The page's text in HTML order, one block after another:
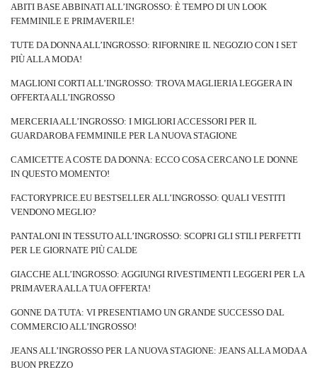
ABITI BASE ABBINATI ALL’INGROSSO: È TEMPO DI UN LOOK
FEMMINILE E PRIMAVERILE!
TUTE DA DONNA ALL’INGROSSO: RIFORNIRE IL NEGOZIO CON I SET
PIÙ ALLA MODA!
MAGLIONI CORTI ALL’INGROSSO: TROVA MAGLIERIA LEGGERA IN
OFFERTA ALL’INGROSSO
MERCERIA ALL’INGROSSO: I MIGLIORI ACCESSORI PER IL
GUARDAROBA FEMMINILE PER LA NUOVA STAGIONE
CAMICETTE A COSTE DA DONNA: ECCO COSA CERCANO LE DONNE
IN QUESTO MOMENTO!
FACTORYPRICE.EU BESTSELLER ALL’INGROSSO: QUALI VESTITI
VENDONO MEGLIO?
PANTALONI IN TESSUTO ALL’INGROSSO: SCOPRI GLI STILI PERFETTI
PER LE GIORNATE PIÙ CALDE
GIACCHE ALL’INGROSSO: AGGIUNGI RIVESTIMENTI LEGGERI PER LA
PRIMAVERA ALLA TUA OFFERTA!
GONNE DA TUTA: VI PRESENTIAMO UN GRANDE SUCCESSO DAL
COMMERCIO ALL’INGROSSO!
JEANS ALL’INGROSSO PER LA NUOVA STAGIONE: JEANS ALLA MODA A
BUON PREZZO